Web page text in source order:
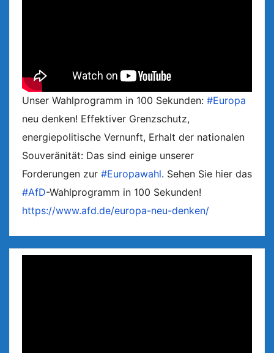
Unser Wahlprogramm in 100 Sekunden: #Europa
neu denken! Effektiver Grenzschutz,
energiepolitische Vernunft, Erhalt der nationalen
Souveränität: Das sind einige unserer
Forderungen zur #Europawahl. Sehen Sie hier das
#AfD-Wahlprogramm in 100 Sekunden!
https://www.afd.de/europa-neu-denken/